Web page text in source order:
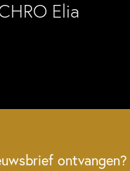
Elia
ontvangen?